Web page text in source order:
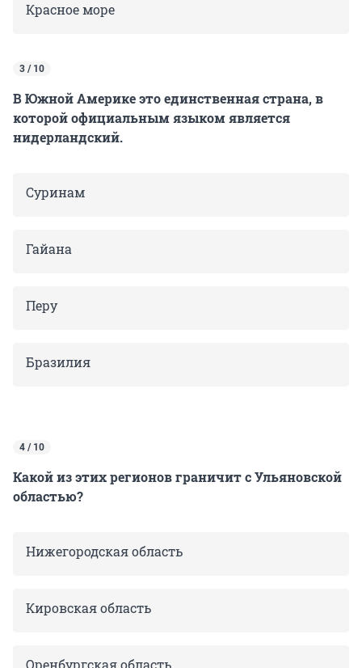
Красное море
3 / 10
В Южной Америке это единственная страна, в
которой официальным языком является
нидерландский.
Суринам
Гайана
Перу
Бразилия
4 / 10
Какой из этих регионов граничит с Ульяновской
областью?
Нижегородская область
Кировская область
Оренбургская область